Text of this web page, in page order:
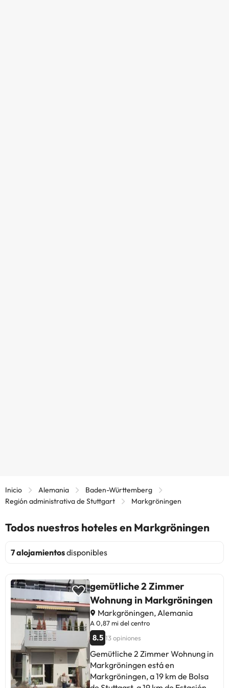
Inicio Alemania
Baden-Württemberg
Región administrativa de Stuttgart
Markgröningen
Todos nuestros hoteles en Markgröningen
7 alojamientosdisponibles
gemütliche 2 Zimmer
Wohnung in Markgröningen
Markgröningen, Alemania
A 0,87 mi del centro
8.5 13 opiniones
Gemütliche 2 Zimmer Wohnung in
Markgröningen está en
Markgröningen, a 19 km de Bolsa